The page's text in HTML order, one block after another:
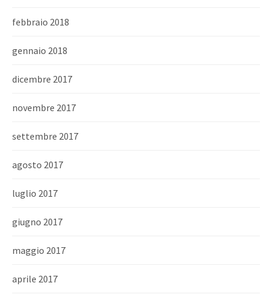
febbraio 2018
gennaio 2018
dicembre 2017
novembre 2017
settembre 2017
agosto 2017
luglio 2017
giugno 2017
maggio 2017
aprile 2017